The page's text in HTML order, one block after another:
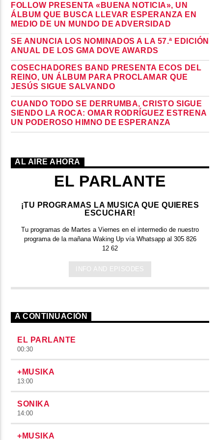
FOLLOW PRESENTA «BUENA NOTICIA», UN
ÁLBUM QUE BUSCA LLEVAR ESPERANZA EN
MEDIO DE UN MUNDO DE ADVERSIDAD
SE ANUNCIA LOS NOMINADOS A LA 57.ª EDICIÓN
ANUAL DE LOS GMA DOVE AWARDS
COSECHADORES BAND PRESENTA ECOS DEL
REINO, UN ÁLBUM PARA PROCLAMAR QUE
JESÚS SIGUE SALVANDO
CUANDO TODO SE DERRUMBA, CRISTO SIGUE
SIENDO LA ROCA: OMAR RODRÍGUEZ ESTRENA
UN PODEROSO HIMNO DE ESPERANZA
AL AIRE AHORA
EL PARLANTE
¡TU PROGRAMAS LA MUSICA QUE QUIERES
ESCUCHAR!
Tu programas de Martes a Viernes en el intermedio de nuestro
programa de la mañana Waking Up vía Whatsapp al 305 826
12 62
INFO AND EPISODES
A CONTINUACIÓN
EL PARLANTE
00:30
+MUSIKA
13:00
SONIKA
14:00
+MUSIKA